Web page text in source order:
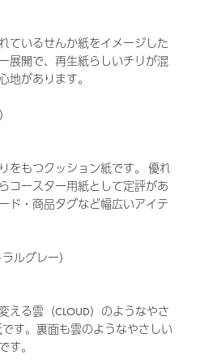
ているせんか紙をイメージした
展開で、再生紙らしいチリが混
地があります。
をもつクッション紙です。 優れ
コースター用紙として定評があ
ド・商品タグなど幅広いアイテ
ルグレー）
える雲（CLOUD）のようなやさ
です。裏面も雲のようなやさしい
す。